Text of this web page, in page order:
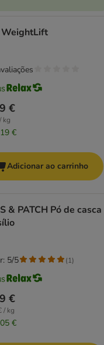
WeightLift
€
kg
€
Adicionar ao carrinho
& PATCH Pó de casca
€
/ kg
€
5/5 (1)